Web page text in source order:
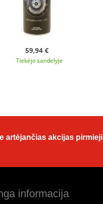
59,94 €
Tiekėjo sandelyje
artėjančias akcijas pirmieji
informacija